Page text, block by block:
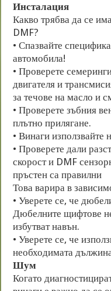
Инсталация
Какво трябва да се
DMF?
• Спазвайте
автомобила!
• Проверете
двигателя и
за течове на масло и
• Проверете зъбния
плътно прилягане.
• Винаги
• Проверете дали
скорост и DMF
пръстен са правилни
Това варира в
• Уверете се, че
Дюбелните щифтове
избутват навън.
• Уверете се, че
необходимата
Шум
Когато